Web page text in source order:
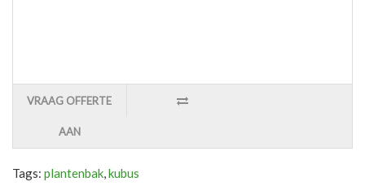
VRAAG OFFERTE
AAN
Tags: plantenbak kubus